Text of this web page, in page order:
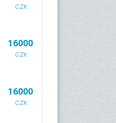
CZK
16000
CZK
16000
CZK